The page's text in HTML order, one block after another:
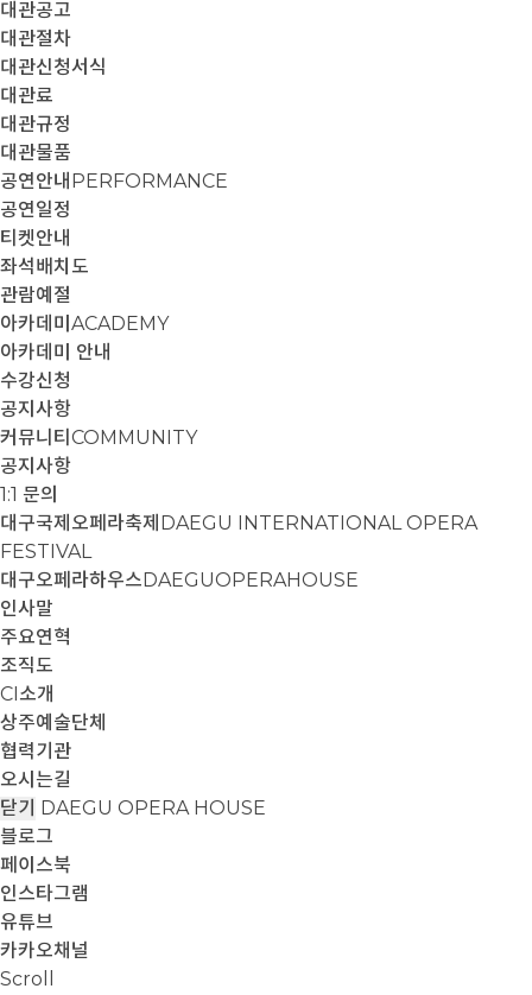
대관공고
대관절차
대관신청서식
대관료
대관규정
대관물품
공연안내 PERFORMANCE
공연일정
티켓안내
좌석배치도
관람예절
아카데미 ACADEMY
아카데미 안내
수강신청
공지사항
커뮤니티 COMMUNITY
공지사항
1:1 문의
대구국제오페라축제 DAEGU INTERNATIONAL OPERA
FESTIVAL
대구오페라하우스DAEGUOPERAHOUSE
인사말
주요연혁
조직도
CI소개
상주예술단체
협력기관
오시는길
닫기 DAEGU OPERA HOUSE
블로그
페이스북
인스타그램
유튜브
카카오채널
Scroll